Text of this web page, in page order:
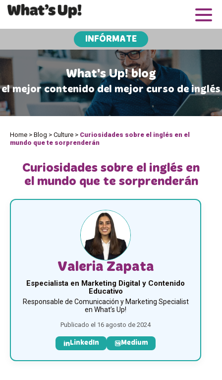
INFÓRMATE
What's Up! blog
el mejor contenido del mejor curso de inglés
Home > Blog > Culture > Curiosidades sobre el inglés en el
mundo que te sorprenderán
Curiosidades sobre el inglés en
el mundo que te sorprenderán
Valeria Zapata
Especialista en Marketing Digital y Contenido
Educativo
Responsable de Comunicación y Marketing Specialist
en What’s Up!
Publicado el 16 agosto de 2024
LinkedIn Medium